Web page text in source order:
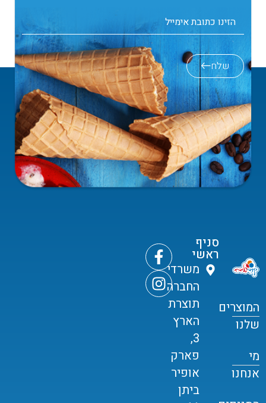
שלח
המוצרים
שלנו
מי
אנחנו
סניף
ראשי
משרדי
החברה
תוצרת
הארץ
3,
פארק
אופיר
ביתן